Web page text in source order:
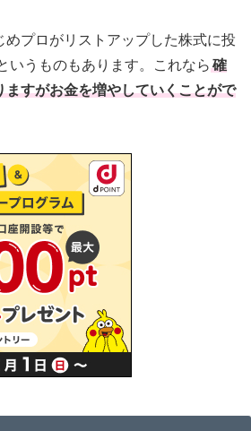
めプロがリストアップした株式に投
いうものもあります。これなら 確
ますがお金を増やしていくことがで